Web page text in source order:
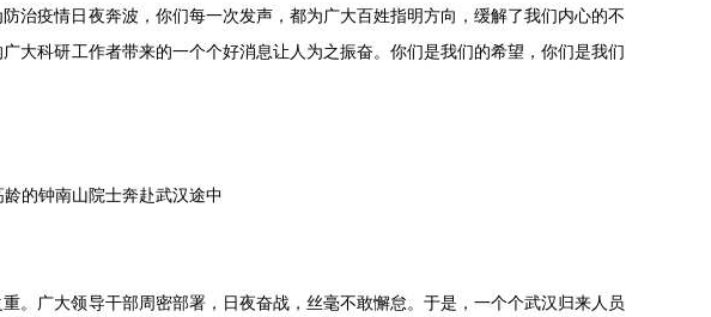
治疫情日夜奔波，你们每一次发声，都为广大百姓指明方向，缓解了我们内心的不
大科研工作者带来的一个个好消息让人为之振奋。你们是我们的希望，你们是我们
龄的钟南山院士奔赴武汉途中
。广大领导干部周密部署，日夜奋战，丝毫不敢懈怠。于是，一个个武汉归来人员